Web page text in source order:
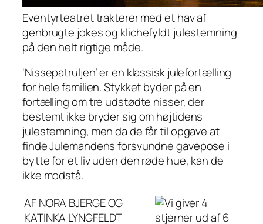
Eventyrteatret trakterer med et hav af
genbrugte jokes og klichefyldt julestemning
på den helt rigtige måde.
‘Nissepatruljen’ er en klassisk julefortælling
for hele familien. Stykket byder på en
fortælling om tre udstødte nisser, der
bestemt ikke bryder sig om højtidens
julestemning, men da de får til opgave at
finde Julemandens forsvundne gavepose i
bytte for et liv uden den røde hue, kan de
ikke modstå.
AF NORA BJERGE OG
KATINKA LYNGFELDT